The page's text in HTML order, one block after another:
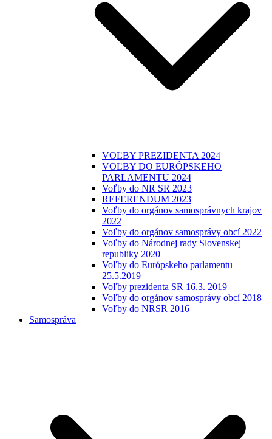
VOĽBY PREZIDENTA 2024
VOĽBY DO EURÓPSKEHO
PARLAMENTU 2024
Voľby do NR SR 2023
REFERENDUM 2023
Voľby do orgánov samosprávnych krajov
2022
Voľby do orgánov samosprávy obcí 2022
Voľby do Národnej rady Slovenskej
republiky 2020
Voľby do Európskeho parlamentu
25.5.2019
Voľby prezidenta SR 16.3. 2019
Voľby do orgánov samosprávy obcí 2018
Voľby do NRSR 2016
Samospráva